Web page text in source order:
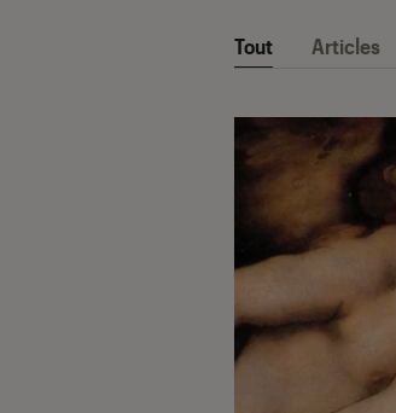
Tout Articles